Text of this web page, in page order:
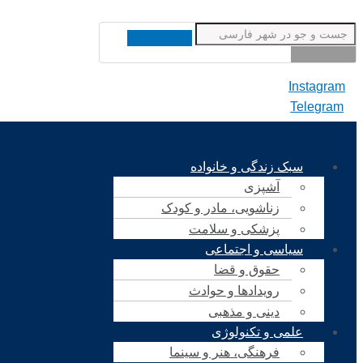
Instagram
Telegram
سبک زندگی و خانواده
آشپزی
زناشویی، مادر و کودک
پزشکی و سلامت
سیاسی و اجتماعی
حقوق و قضا
رویدادها و حوادث
دینی و مذهبی
علمی و تکنولوژی
فرهنگی، هنر و سینما